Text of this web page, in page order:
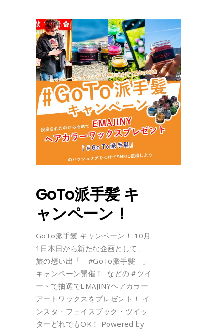
GoTo派手髪 キ
ャンペーン！
GoTo派手髪 キャンペーン！ 10月
1日本日から新たな企画として、
旅の想い出「 #GoTo派手髪 」
キャンペーン開催！ などの＃ツイ
ートで抽選でEMAJINYヘアカラー
アートワックスをプレゼント！ イ
ンスタ・フェイスブック・ツイッ
ターどれでもOK！ Powered by